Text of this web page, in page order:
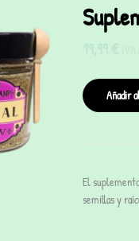
Añadir
El
semillas y